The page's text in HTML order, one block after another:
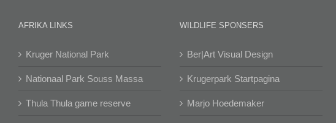
AFRIKA LINKS
Kruger National Park
Nationaal Park Souss Massa
Thula Thula game reserve
WILDLIFE SPONSERS
Ber|Art Visual Design
Krugerpark Startpagina
Marjo Hoedemaker